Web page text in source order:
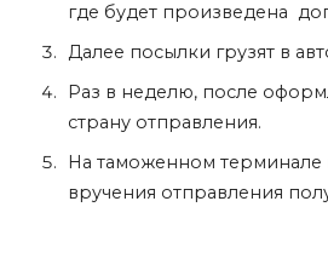
где будет произведена
Далее посылки грузят в
Раз в неделю, после
страну отправления.
На таможенном терминале
вручения отправления